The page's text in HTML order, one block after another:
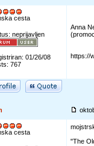
cesta
neprijavljen
01/26/08
767
Anna
https://
cesta
"The